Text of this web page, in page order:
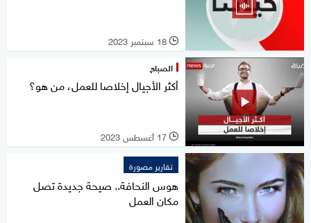
l 18 سبتمبر 2023
الصباح
أكثر الأجيال إخلاصا للعمل، من هو؟
l 17 أغسطس 2023
تقارير مصورة
هوس النحافة.. صيحة جديدة تصل
مكان العمل